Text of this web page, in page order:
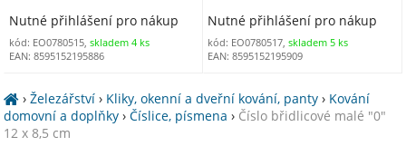
Nutné přihlášení pro nákup
kód: EO0780515, skladem 4 ks
EAN: 8595152195886
Nutné přihlášení pro nákup
kód: EO0780517,skladem 5 ks
EAN: 8595152195909
›Železářství › Kliky, okenní a dveřní kování, panty › Kování
domovní a doplňky ›Číslice, písmena › Číslo břidlicové malé "0"
12 x 8,5 cm